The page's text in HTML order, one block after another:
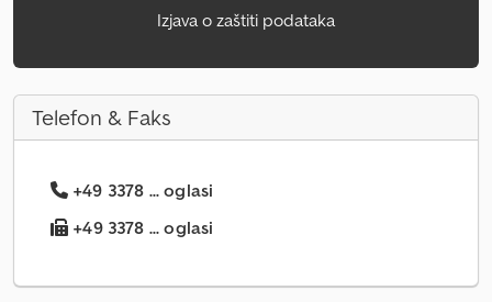
Izjava o zaštiti podataka
Telefon & Faks
+49 3378 ... oglasi
+49 3378 ... oglasi